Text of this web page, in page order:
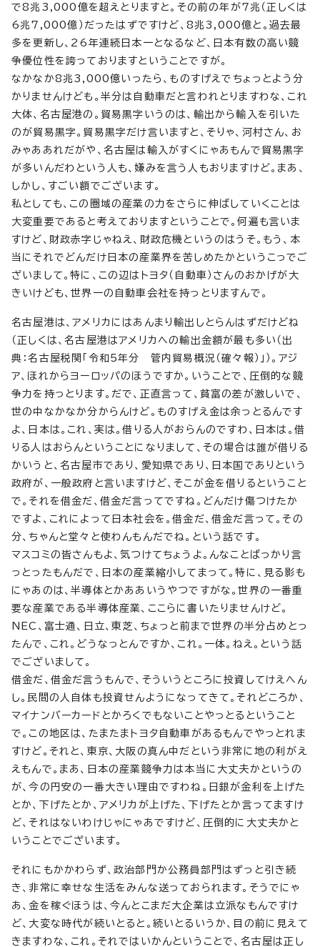
で8兆3,000億を超えとりますと。その前の年が7兆（正しくは
6兆7,000億）だったはずですけど、8兆3,000億と。過去最
多を更新し、26年連続日本一となるなど、日本有数の高い競
争優位性を誇っておりますということですが。
なかなか8兆3,000億いったら、ものすげえでちょっとよう分
かりませんけども。半分は自動車だと言われとりますわな、これ
大体、名古屋港の。貿易黒字いうのは、輸出から輸入を引いた
のが貿易黒字。貿易黒字だけ言いますと、そりゃ、河村さん、お
みゃああれだがや、名古屋は輸入がすくにゃあもんで貿易黒字
が多いんだわという人も、嫌みを言う人もおりますけど。まあ、
しかし、すごい額でございます。
私としても、この圏域の産業の力をさらに伸ばしていくことは
大変重要であると考えておりますということで。何遍も言いま
すけど、財政赤字じゃねえ、財政危機というのはうそ。もう、本
当にそれでどんだけ日本の産業界を苦しめたかというこっでご
ざいまして。特に、この辺はトヨタ（自動車）さんのおかげが大
きいけども、世界一の自動車会社を持っとりますんで。
名古屋港は、アメリカにはあんまり輸出しとらんはずだけどね
（正しくは、名古屋港はアメリカへの輸出金額が最も多い（出
典：名古屋税関「令和5年分 管内貿易概況（確々報）」）。アジ
ア、ほれからヨーロッパのほうですか。いうことで、圧倒的な競
争力を持っとります。だで、正直言って、貧富の差が激しいで、
世の中なかなか分からんけど。ものすげえ金は余っとるんです
よ、日本は。これ、実は。借りる人がおらんのですわ、日本は。借
りる人はおらんということになりまして、その場合は誰が借りる
かいうと、名古屋市であり、愛知県であり、日本国でありという
政府が、一般政府と言いますけど、そこが金を借りるということ
で。それを借金だ、借金だ言ってですね。どんだけ傷つけたか
ですよ、これによって日本社会を。借金だ、借金だ言って。その
分、ちゃんと堂々と使わんもんだでね。という話です。
マスコミの皆さんもよ、気つけてちょうよ。んなことばっかり言
っとったもんだで、日本の産業縮小してまって。特に、見る影も
にゃあのは、半導体とかああいうやつですがな。世界の一番重
要な産業である半導体産業、ここらに書いたりませんけど。
NEC、富士通、日立、東芝、ちょっと前まで世界の半分占めとっ
たんで、これ。どうなっとんですか、これ。一体。ねえ。という話
でございまして。
借金だ、借金だ言うもんで、そういうところに投資してけえへん
し。民間の人自体も投資せんようになってきて。それどころか、
マイナンバーカードとかろくでもないことやっとるということ
で。この地区は、たまたまトヨタ自動車があるもんでやっとれま
すけど。それと、東京、大阪の真ん中だという非常に地の利がえ
えもんで。まあ、日本の産業競争力は本当に大丈夫かというの
が、今の円安の一番大きい理由ですわね。日銀が金利を上げた
とか、下げたとか、アメリカが上げた、下げたとか言ってますけ
ど、それはないわけじゃにゃあですけど、圧倒的に大丈夫かと
いうことでございます。
それにもかかわらず、政治部門か公務員部門はずっと引き続
き、非常に幸せな生活をみんな送っておられます。そうでにゃ
あ、金を稼ぐほうは、今んとこまだ大企業は立派なもんですけ
ど、大変な時代が続いとると。続いとるいうか、目の前に見えて
きますわな、これ。それではいかんということで、名古屋は正し